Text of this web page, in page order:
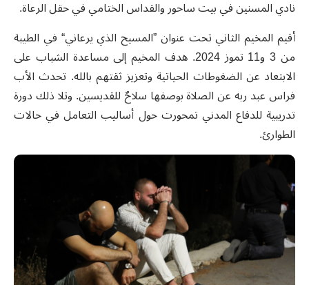
نادي المسنين في بيت ساحور والقداس الختامي في حقل الرعاة.
أقيم المخيم الثاني تحت عنوان ”المسيح الذي يرعاني“ في الطيبة
من3 و11 تموز 2024. هدف المخيمإلى مساعدة الشباب على
الابتعاد عن الضغوطات الحياتية وتعزيز ثقتهم بالله. تحدث الأب
فراس عبد ربه عن الصلاة بوصفها سلاحٌ للقديسين. وتلا ذلك دورة
تدريبية للدفاع المدني تمحورت حول أساليب التعامل في حالات
الطوارئ.